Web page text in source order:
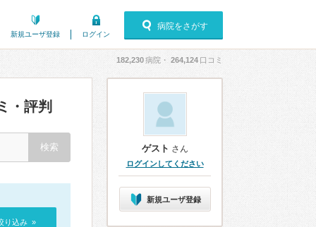
新規ユーザ登録 ログイン
病院をさがす
182,230病院・ 264,124 口コミ
・評判
り込み »
ゲスト さん
ログインしてください
新規ユーザ登録